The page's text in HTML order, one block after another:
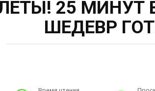
25 МИНУТ
ШЕДЕВР